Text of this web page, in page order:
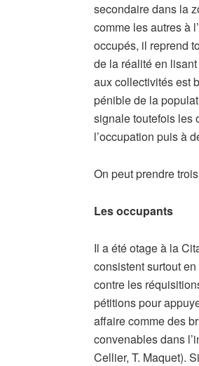
secondaire dans la
comme les autres à
occupés, il reprend
de la réalité en
aux collectivités est
pénible de la
signale toutefois les
l’occupation puis à
On peut prendre
Les occupants
Il a été otage à la
consistent surtout
contre les
pétitions pour
affaire comme des
convenables dans
Cellier, T. Maquet).